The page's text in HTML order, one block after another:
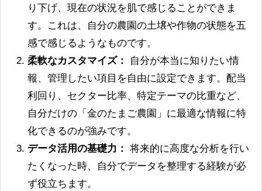
り下げ、現在の状況を肌で感じることができま
す。これは、自分の農園の土壌や作物の状態を五
感で感じるようなものです。
柔軟なカスタマイズ：
自分が本当に知りたい情
報、管理したい項目を自由に設定できます。配当
利回り、セクター比率、特定テーマの比重など、
自分だけの「金のたまご農園」に最適な情報に特
化できるのが強みです。
データ活用の基礎力： 将来的に高度な分析を行い
たくなった時、自分でデータを整理する経験が必
ず役立ちます。